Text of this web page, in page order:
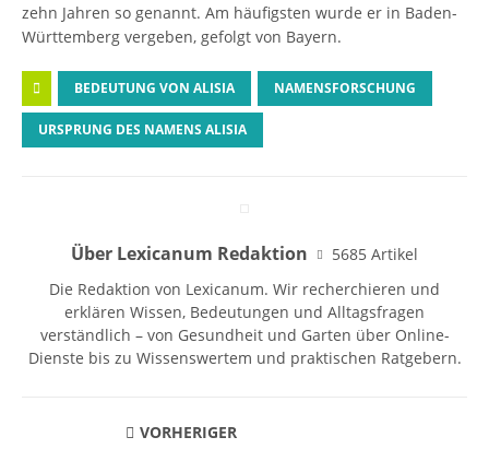
zehn Jahren so genannt. Am häufigsten wurde er in Baden-
Württemberg vergeben, gefolgt von Bayern.
BEDEUTUNG VON ALISIA NAMENSFORSCHUNG
URSPRUNG DES NAMENS ALISIA
Über Lexicanum Redaktion
5685 Artikel
Die Redaktion von Lexicanum. Wir recherchieren und
erklären Wissen, Bedeutungen und Alltagsfragen
verständlich – von Gesundheit und Garten über Online-
Dienste bis zu Wissenswertem und praktischen Ratgebern.
VORHERIGER